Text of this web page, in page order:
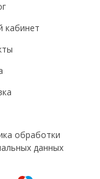
кабинет
обработки
данных